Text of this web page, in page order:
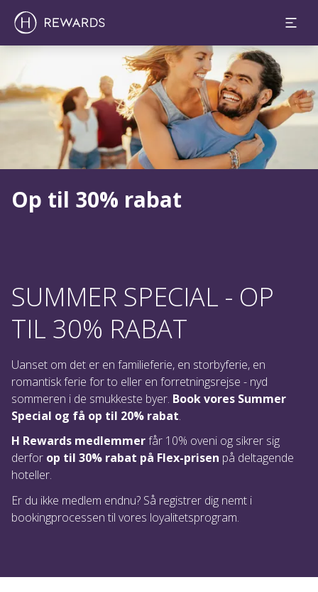
Slide 1 af 1
Op til 30% rabat
SUMMER SPECIAL - OP
TIL 30% RABAT
Uanset om det er en familieferie, en storbyferie, en
romantisk ferie for to eller en forretningsrejse - nyd
sommeren i de smukkeste byer. Book vores Summer
Special og få op til 20% rabat.
H Rewards medlemmerfår 10% oveni og sikrer sig
derfor op til 30% rabat på Flex-prisen på deltagende
hoteller.
Er du ikke medlem endnu? Så registrer dig nemt i
bookingprocessen til vores loyalitetsprogram.